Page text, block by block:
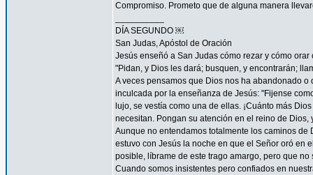
Compromiso. Prometo que de alguna manera
DÍA SEGUNDO ￼
San Judas, Apóstol de Oración
Jesús enseñó a San Judas cómo rezar y cómo
"Pidan, y Dios les dará; busquen, y encontrarán;
A veces pensamos que Dios nos ha abandonado
inculcada por la enseñanza de Jesús: "Fijense
lujo, se vestía como una de ellas. ¡Cuánto más
necesitan. Pongan su atención en el reino de
Aunque no entendamos totalmente los caminos
estuvo con Jesús la noche en que el Señor oró en
posible, líbrame de este trago amargo, pero que
Cuando somos insistentes pero confiados en